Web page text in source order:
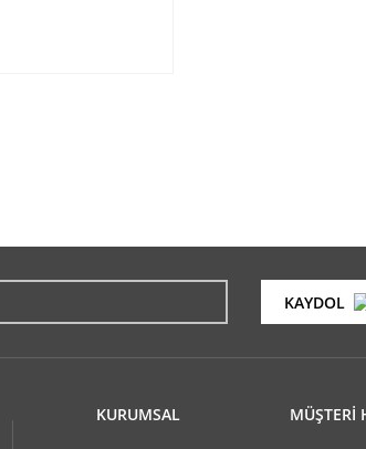
Yorum Yaz
KAYDOL
KURUMSAL MÜŞTERİ